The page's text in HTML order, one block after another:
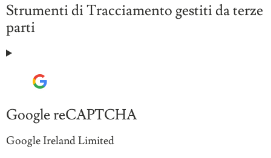
trattati:
Strumenti di Tracciamento gestiti da terze
parti
Google reCAPTCHA
Azienda:
Google Ireland Limited